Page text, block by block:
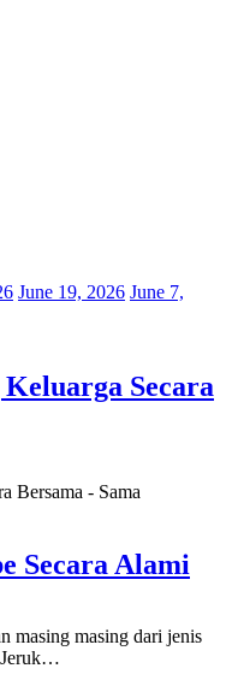
June 19, 2026 June 7,
Secara
Bersama - Sama
Secara Alami
masing masing dari jenis
Jeruk…